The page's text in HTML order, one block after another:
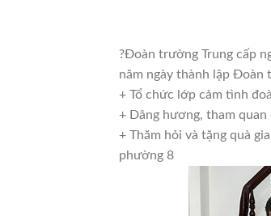
?Đoàn trường Trung cấp
năm ngày thành lập
+ Tổ chức lớp cảm tình
+ Dâng hương, tham
+ Thăm hỏi và tặng quà
phường 8